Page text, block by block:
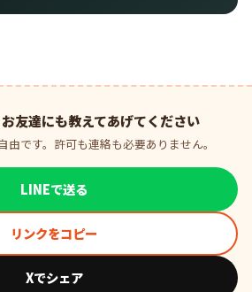
友達にも教えてあげてください
由です。許可も連絡も必要ありません。
LINEで送る
リンクをコピー
Xでシェア